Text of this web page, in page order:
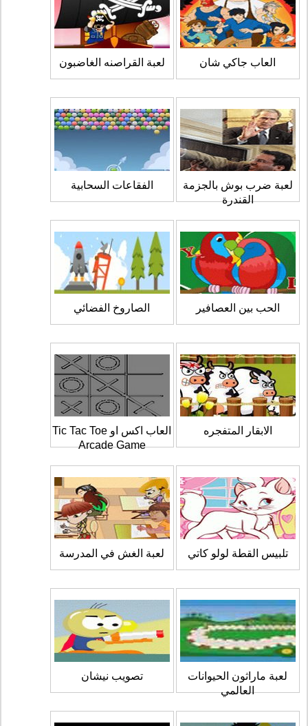
العاب جاكي شان لعبة القراصنه الغاضبون
لعبة ضرب بوش بالجزمة
القندرة
الفقاعات السحابية
الحب بين العصافير الصاروخ الفضائي
الابقار المتفجره
العاب اكس او Tic Tac Toe
Arcade Game
تلبيس القطة لولو كاتي لعبة الغش في المدرسة
لعبة ماراثون الحيوانات
العالمي
تصويب نيشان